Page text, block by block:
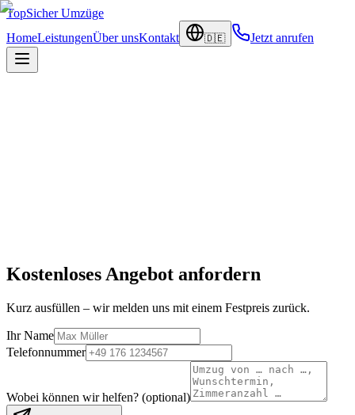
TopSicherUmzüge
HomeLeistungenÜber unsKontakt 🇩🇪 Jetzt anrufen
Kostenloses Angebot anfordern
Kurz ausfüllen – wir melden uns mit einem Festpreis zurück.
Ihr Name
Telefonnummer
Wobei können wir helfen? (optional)